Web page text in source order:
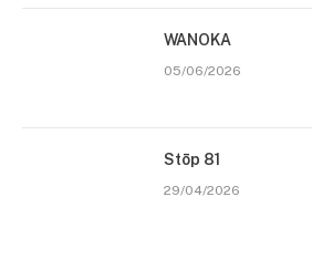
WANOKA
05/06/2026
Stōp 81
29/04/2026